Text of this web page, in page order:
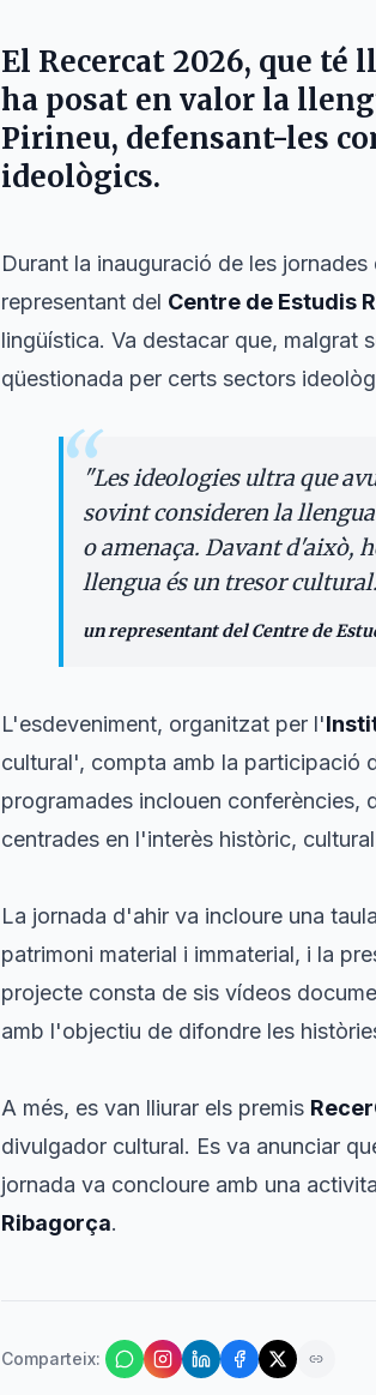
El Recercat 2026, que té
ha posat en valor la
Pirineu, defensant-les
ideològics.
Durant la inauguració de les
representant del Centre de Estudis
lingüística. Va destacar que, malgrat
qüestionada per certs sectors
“"Les ideologies ultra que
sovint consideren la
o amenaça. Davant d'això,
llengua és un tresor cultural.
un representant del Centre de
L'esdeveniment, organitzat per l'
cultural', compta amb la participació
programades inclouen conferències,
centrades en l'interès històric,
La jornada d'ahir va incloure una
patrimoni material i immaterial, i la
projecte consta de sis vídeos
amb l'objectiu de difondre les
A més, es van lliurar els premis
divulgador cultural. Es va anunciar
jornada va concloure amb una
Ribagorça.
Comparteix: